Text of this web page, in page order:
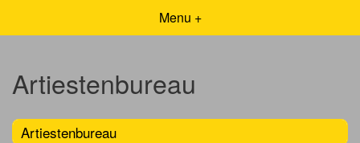
Menu +
Artiestenbureau
Artiestenbureau